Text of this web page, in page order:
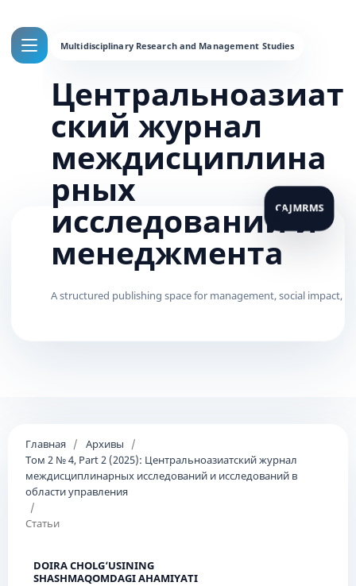
Центральноазиат
ский журнал
междисциплина
рных
исследований и
менеджмента
Главная / Архивы
/
Том 2 № 4, Part 2 (2025): Центральноазиатский журнал
междисциплинарных исследований и исследований в
области управления
/
Статьи
DOIRA CHOLG‘USINING
SHASHMAQOMDAGI AHAMIYATI